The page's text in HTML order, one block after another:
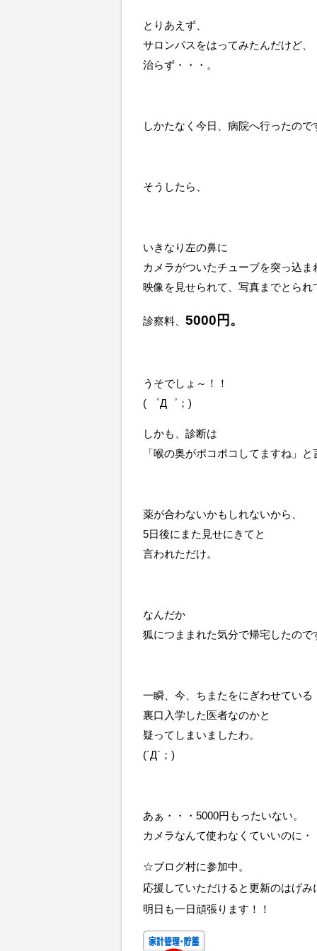
とりあえず、
サロンパスをはってみたんだけど、
治らず・・・。
しかたなく今日、病院へ行ったので
そうしたら、
いきなり左の鼻に
カメラがついたチューブを突っ込ま
映像を見せられて、写真までとられ
診察料、 5000円。
うそでしょ～！！
( ゜Д゜；)
しかも、診断は
「喉の奥がポコポコしてますね」と
薬が合わないかもしれないから、
5日後にまた見せにきてと
言われただけ。
なんだか
狐につままれた気分で帰宅したので
一瞬、今、ちまたをにぎわせている
裏口入学した医者なのかと
疑ってしまいましたわ。
(´Д`；)
あぁ・・・5000円もったいない。
カメラなんて使わなくていいのに・
☆ブログ村に参加中。
応援していただけると更新のはげみ
明日も一日頑張ります！！